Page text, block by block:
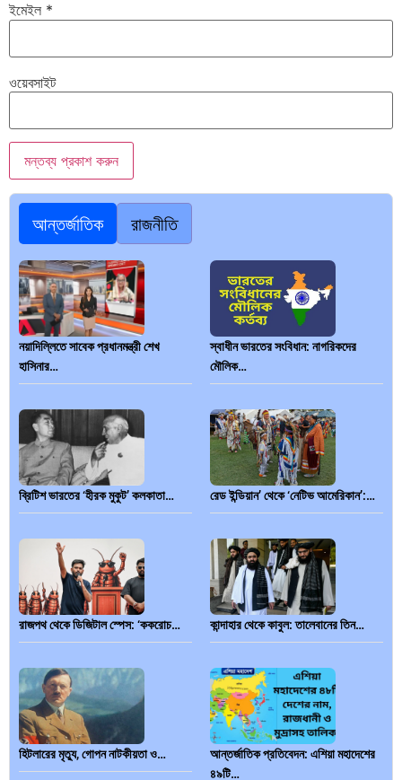
ইমেইল *
ওয়েবসাইট
আন্তর্জাতিক রাজনীতি
নয়াদিল্লিতে সাবেক প্রধানমন্ত্রী শেখ
হাসিনার…
স্বাধীন ভারতের সংবিধান: নাগরিকদের
মৌলিক…
ব্রিটিশ ভারতের ‘হীরক মুকুট’ কলকাতা… রেড ইন্ডিয়ান’ থেকে ‘নেটিভ আমেরিকান’:…
রাজপথ থেকে ডিজিটাল স্পেস: ‘ককরোচ… কান্দাহার থেকে কাবুল: তালেবানের তিন…
হিটলারের মৃত্যু, গোপন নাটকীয়তা ও…
আন্তর্জাতিক প্রতিবেদন: এশিয়া মহাদেশের
৪৯টি…